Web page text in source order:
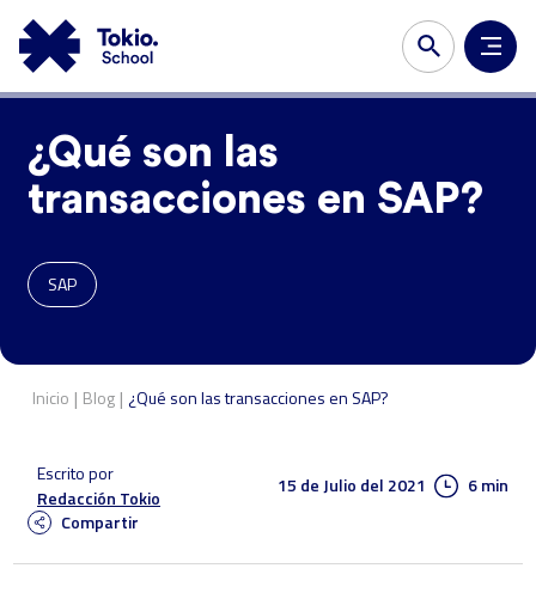
¿Qué son las
transacciones en SAP?
SAP
Inicio | Blog | ¿Qué son las transacciones en SAP?
Escrito por
Redacción Tokio
15 de Julio del 2021
6 min
Compartir